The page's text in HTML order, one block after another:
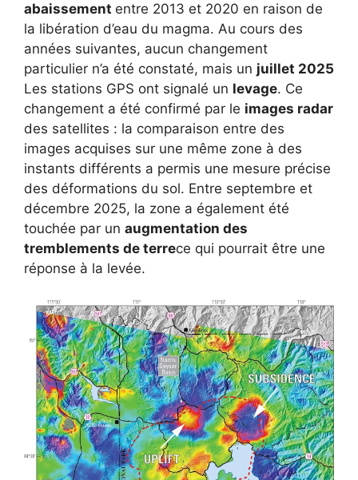
abaissement entre 2013 et 2020 en raison de
la libération d’eau du magma. Au cours des
années suivantes, aucun changement
particulier n’a été constaté, mais un juillet 2025
Les stations GPS ont signalé un levage. Ce
changement a été confirmé par le images radar
des satellites : la comparaison entre des
images acquises sur une même zone à des
instants différents a permis une mesure précise
des déformations du sol. Entre septembre et
décembre 2025, la zone a également été
touchée par un augmentation des
tremblements de terrece qui pourrait être une
réponse à la levée.